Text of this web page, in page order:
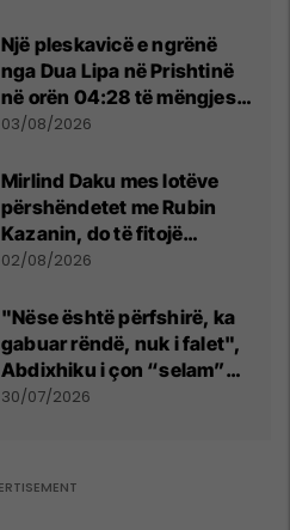
Një pleskavicë e ngrënë
nga Dua Lipa në Prishtinë
në orën 04:28 të mëngjesit
- dhe bota digjitale serbe
03/08/2026
Mirlind Daku mes lotëve
përshëndetet me Rubin
Kazanin, do të fitojë
miliona te Spartak Moska
02/08/2026
"Nëse është përfshirë, ka
gabuar rëndë, nuk i falet",
Abdixhiku i çon “selam”
Përparim Ramës
30/07/2026